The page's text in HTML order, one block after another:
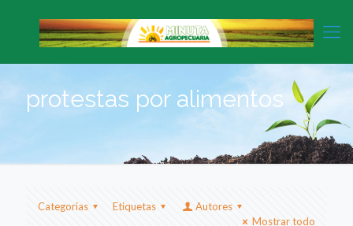
protestas por alimentos
Categorias Etiquetas
Autores
Mostrar todo